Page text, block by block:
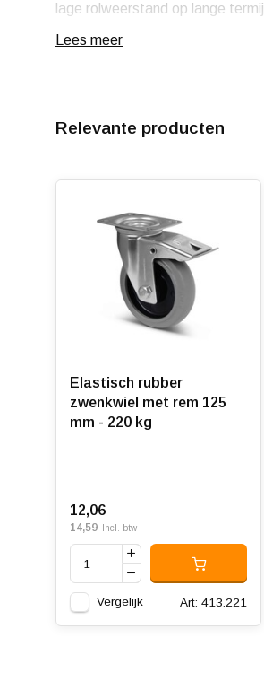
lage rolweerstand op lange
Lees meer
Relevante producten
Elastisch rubber
zwenkwiel met rem 125
mm - 220 kg
12,06
14,59 Incl. btw
Vergelijk Art: 413.221